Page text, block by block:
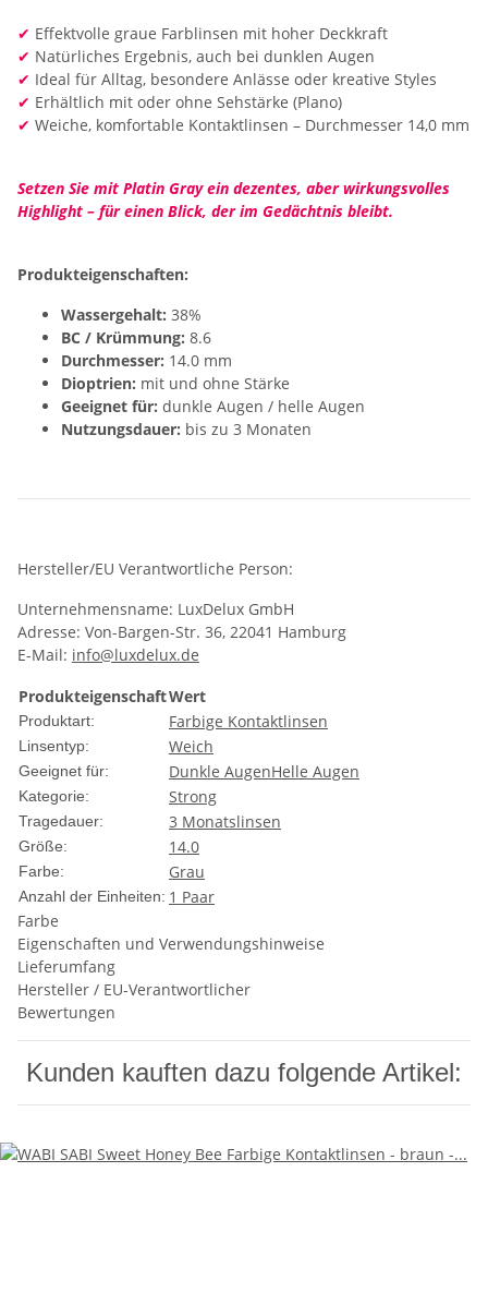
✔ Effektvolle graue Farblinsen mit hoher Deckkraft
✔ Natürliches Ergebnis, auch bei dunklen Augen
✔ Ideal für Alltag, besondere Anlässe oder kreative Styles
✔ Erhältlich mit oder ohne Sehstärke (Plano)
✔ Weiche, komfortable Kontaktlinsen – Durchmesser 14,0 mm
Setzen Sie mit Platin Gray ein dezentes, aber wirkungsvolles
Highlight – für einen Blick, der im Gedächtnis bleibt.
Produkteigenschaften:
Wassergehalt: 38%
BC / Krümmung: 8.6
Durchmesser: 14.0 mm
Dioptrien: mit und ohne Stärke
Geeignet für: dunkle Augen / helle Augen
Nutzungsdauer: bis zu 3 Monaten
Hersteller/EU Verantwortliche Person:
Unternehmensname: LuxDelux GmbH
Adresse: Von-Bargen-Str. 36, 22041 Hamburg
E-Mail: info@luxdelux.de
ProdukteigenschaftWert
Produktart: Farbige Kontaktlinsen
Linsentyp: Weich
Geeignet für: Dunkle AugenHelle Augen
Kategorie: Strong
Tragedauer: 3 Monatslinsen
Größe: 14.0
Farbe: Grau
Anzahl der Einheiten: 1 Paar
Farbe
Eigenschaften und Verwendungshinweise
Lieferumfang
Hersteller / EU-Verantwortlicher
Bewertungen
Kunden kauften dazu folgende Artikel: